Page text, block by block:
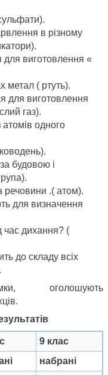
в різному
для виготовлення «
метал ( ртуть).
для виготовлення
газ).
одного
будовою і
речовини .( атом).
для визначення
час дихання? (
до складу всіх
оголошують
9 клас
набрані